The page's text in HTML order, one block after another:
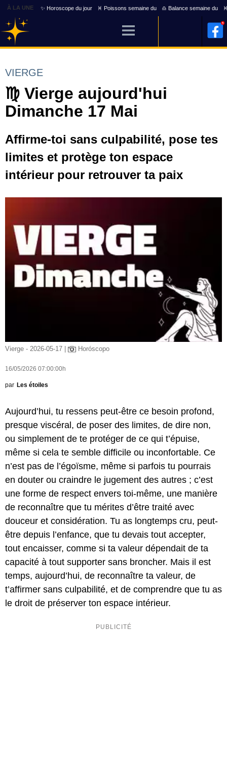
À LA UNE ✨ Horoscope du jour ♓ Poissons semaine du ♎ Balance semaine du
VIERGE
♍ Vierge aujourd'hui
Dimanche 17 Mai
Affirme-toi sans culpabilité, pose tes
limites et protège ton espace
intérieur pour retrouver ta paix
Vierge - 2026-05-17 | Horóscopo
16/05/2026 07:00:00h
par Les étoiles
Aujourd’hui, tu ressens peut-être ce besoin profond,
presque viscéral, de poser des limites, de dire non,
ou simplement de te protéger de ce qui t’épuise,
même si cela te semble difficile ou inconfortable. Ce
n’est pas de l’égoïsme, même si parfois tu pourrais
en douter ou craindre le jugement des autres ; c’est
une forme de respect envers toi-même, une manière
de reconnaître que tu mérites d’être traité avec
douceur et considération. Tu as longtemps cru, peut-
être depuis l’enfance, que tu devais tout accepter,
tout encaisser, comme si ta valeur dépendait de ta
capacité à tout supporter sans broncher. Mais il est
temps, aujourd’hui, de reconnaître ta valeur, de
t’affirmer sans culpabilité, et de comprendre que tu as
le droit de préserver ton espace intérieur.